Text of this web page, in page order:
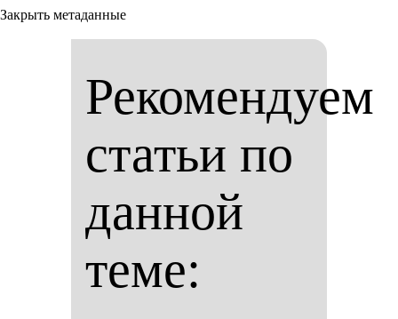
Закрыть метаданные
Рекомендуем
статьи по
данной
теме: